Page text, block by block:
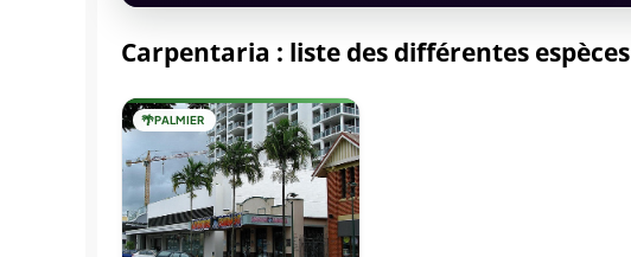
Carpentaria : liste des différentes espèces
🌴PALMIER